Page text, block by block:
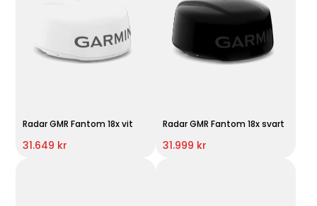
Radar GMR Fantom 18x vit
31.649 kr
Radar GMR Fantom 18x svart
31.999 kr